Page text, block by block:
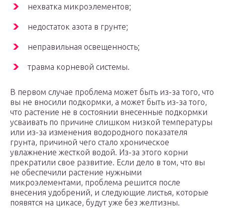
нехватка микроэлементов;
недостаток азота в грунте;
неправильная освещенность;
травма корневой системы.
В первом случае проблема может быть из-за того, что
вы не вносили подкормки, а может быть из-за того,
что растение не в состоянии внесенные подкормки
усваивать по причине слишком низкой температуры
или из-за изменения водородного показателя
грунта, причиной чего стало хроническое
увлажнение жесткой водой. Из-за этого корни
прекратили свое развитие. Если дело в том, что вы
не обеспечили растение нужными
микроэлементами, проблема решится после
внесения удобрений, и следующие листья, которые
появятся на цикасе, будут уже без желтизны.